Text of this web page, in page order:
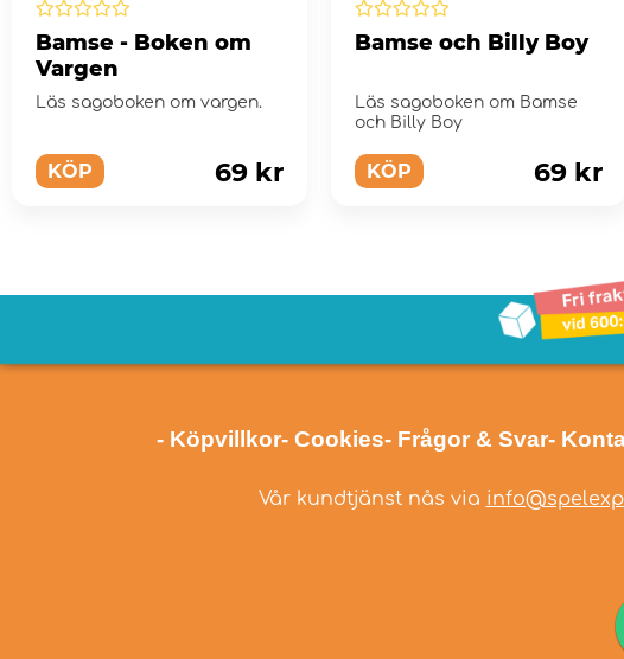
Bamse - Boken om
Vargen
Läs sagoboken om vargen.
KÖP 69 kr
Bamse och Billy Boy
Läs sagoboken om Bamse
och Billy Boy
KÖP 69 kr
- Köpvillkor- Cookies- Frågor & Svar-
Vår kundtjänst nås via